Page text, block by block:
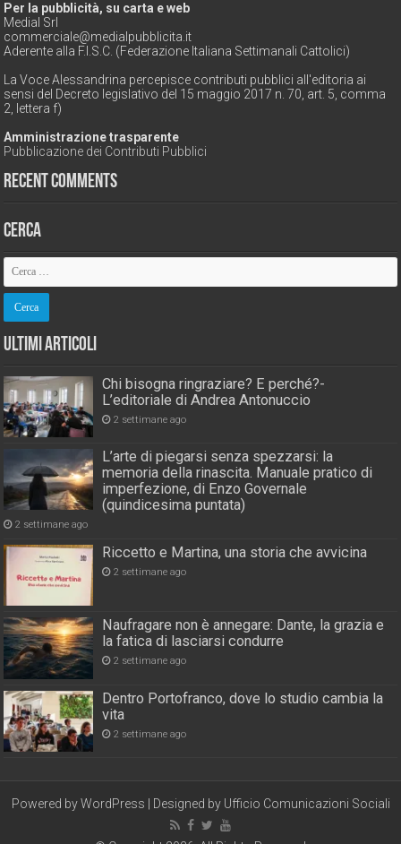
Per la pubblicità, su carta e web
Medial Srl
commerciale@medialpubblicita.it
Aderente alla F.I.S.C. (Federazione Italiana Settimanali Cattolici)
La Voce Alessandrina percepisce contributi pubblici all'editoria ai
sensi del Decreto legislativo del 15 maggio 2017 n. 70, art. 5, comma
2, lettera f)
Amministrazione trasparente
Pubblicazione dei Contributi Pubblici
Recent Comments
Cerca
Ultimi Articoli
Chi bisogna ringraziare? E perché?-
L’editoriale di Andrea Antonuccio
2 settimane ago
L’arte di piegarsi senza spezzarsi: la
memoria della rinascita. Manuale pratico di
imperfezione, di Enzo Governale
(quindicesima puntata)
2 settimane ago
Riccetto e Martina, una storia che avvicina
2 settimane ago
Naufragare non è annegare: Dante, la grazia e
la fatica di lasciarsi condurre
2 settimane ago
Dentro Portofranco, dove lo studio cambia la
vita
2 settimane ago
Powered byWordPress | Designed by Ufficio Comunicazioni Sociali